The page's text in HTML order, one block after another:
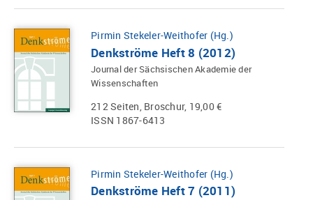
Pirmin Stekeler-Weithofer (Hg.)
Denkströme Heft 8 (2012)
Journal der Sächsischen Akademie der
Wissenschaften
212 Seiten, Broschur, 19,00 €
ISSN 1867-6413
Pirmin Stekeler-Weithofer (Hg.)
Denkströme Heft 7 (2011)